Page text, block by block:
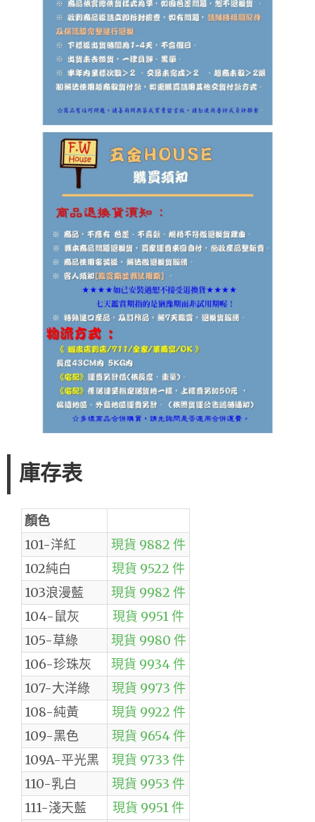
庫存表
顏色
101-洋紅
現貨 9882 件
102純白
現貨 9522 件
103浪漫藍
現貨 9982 件
104-鼠灰
現貨 9951 件
105-草綠
現貨 9980 件
106-珍珠灰
現貨 9934 件
107-大洋綠
現貨 9973 件
108-純黃
現貨 9922 件
109-黑色
現貨 9654 件
109A-平光黑
現貨 9733 件
110-乳白
現貨 9953 件
111-淺天藍
現貨 9951 件